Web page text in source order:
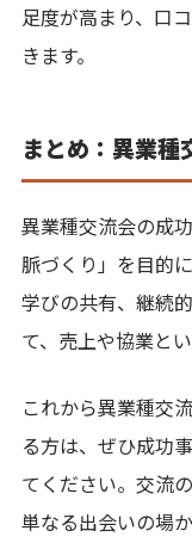
足度が高まり、口
きます。
まとめ：異業種
異業種交流会の成
脈づくり」を目的
学びの共有、継続
て、売上や協業と
これから異業種交
る方は、ぜひ成功
てください。交流
単なる出会いの場